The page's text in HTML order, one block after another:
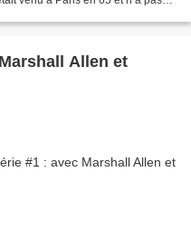
Allen et